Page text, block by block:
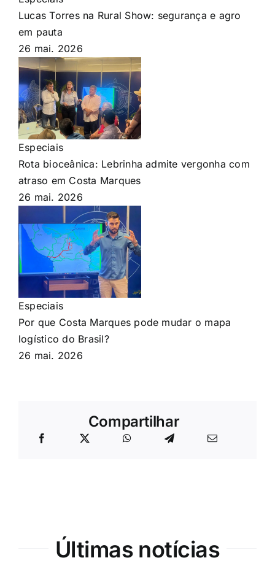
Lucas Torres na Rural Show: segurança e agro
em pauta
26 mai. 2026
Especiais
Rota bioceânica: Lebrinha admite vergonha com
atraso em Costa Marques
26 mai. 2026
Especiais
Por que Costa Marques pode mudar o mapa
logístico do Brasil?
26 mai. 2026
Compartilhar
Últimas notícias